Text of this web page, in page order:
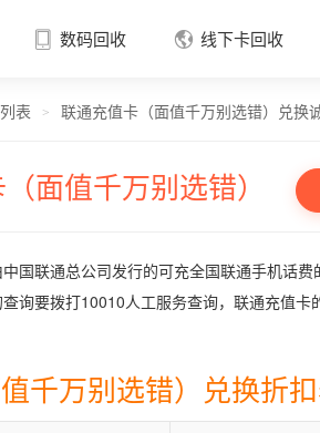
 数码回收  线下卡回收
表 > 联通充值卡（面值千万别选错）兑换
面值千万别选错）
国联通总公司发行的可充全国联通手机话
询要拨打10010人工服务查询，联通充值卡
千万别选错）兑换折